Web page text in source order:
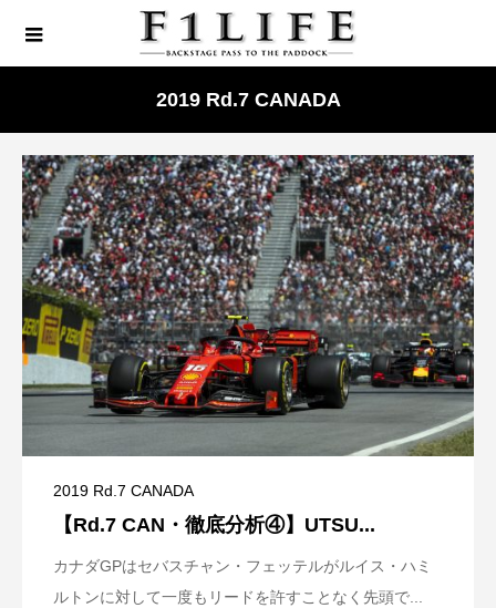
2019 Rd.7 CANADA
2019 Rd.7 CANADA
【Rd.7 CAN・徹底分析④】UTSU...
カナダGPはセバスチャン・フェッテルがルイス・ハミ
ルトンに対して一度もリードを許すことなく先頭で...